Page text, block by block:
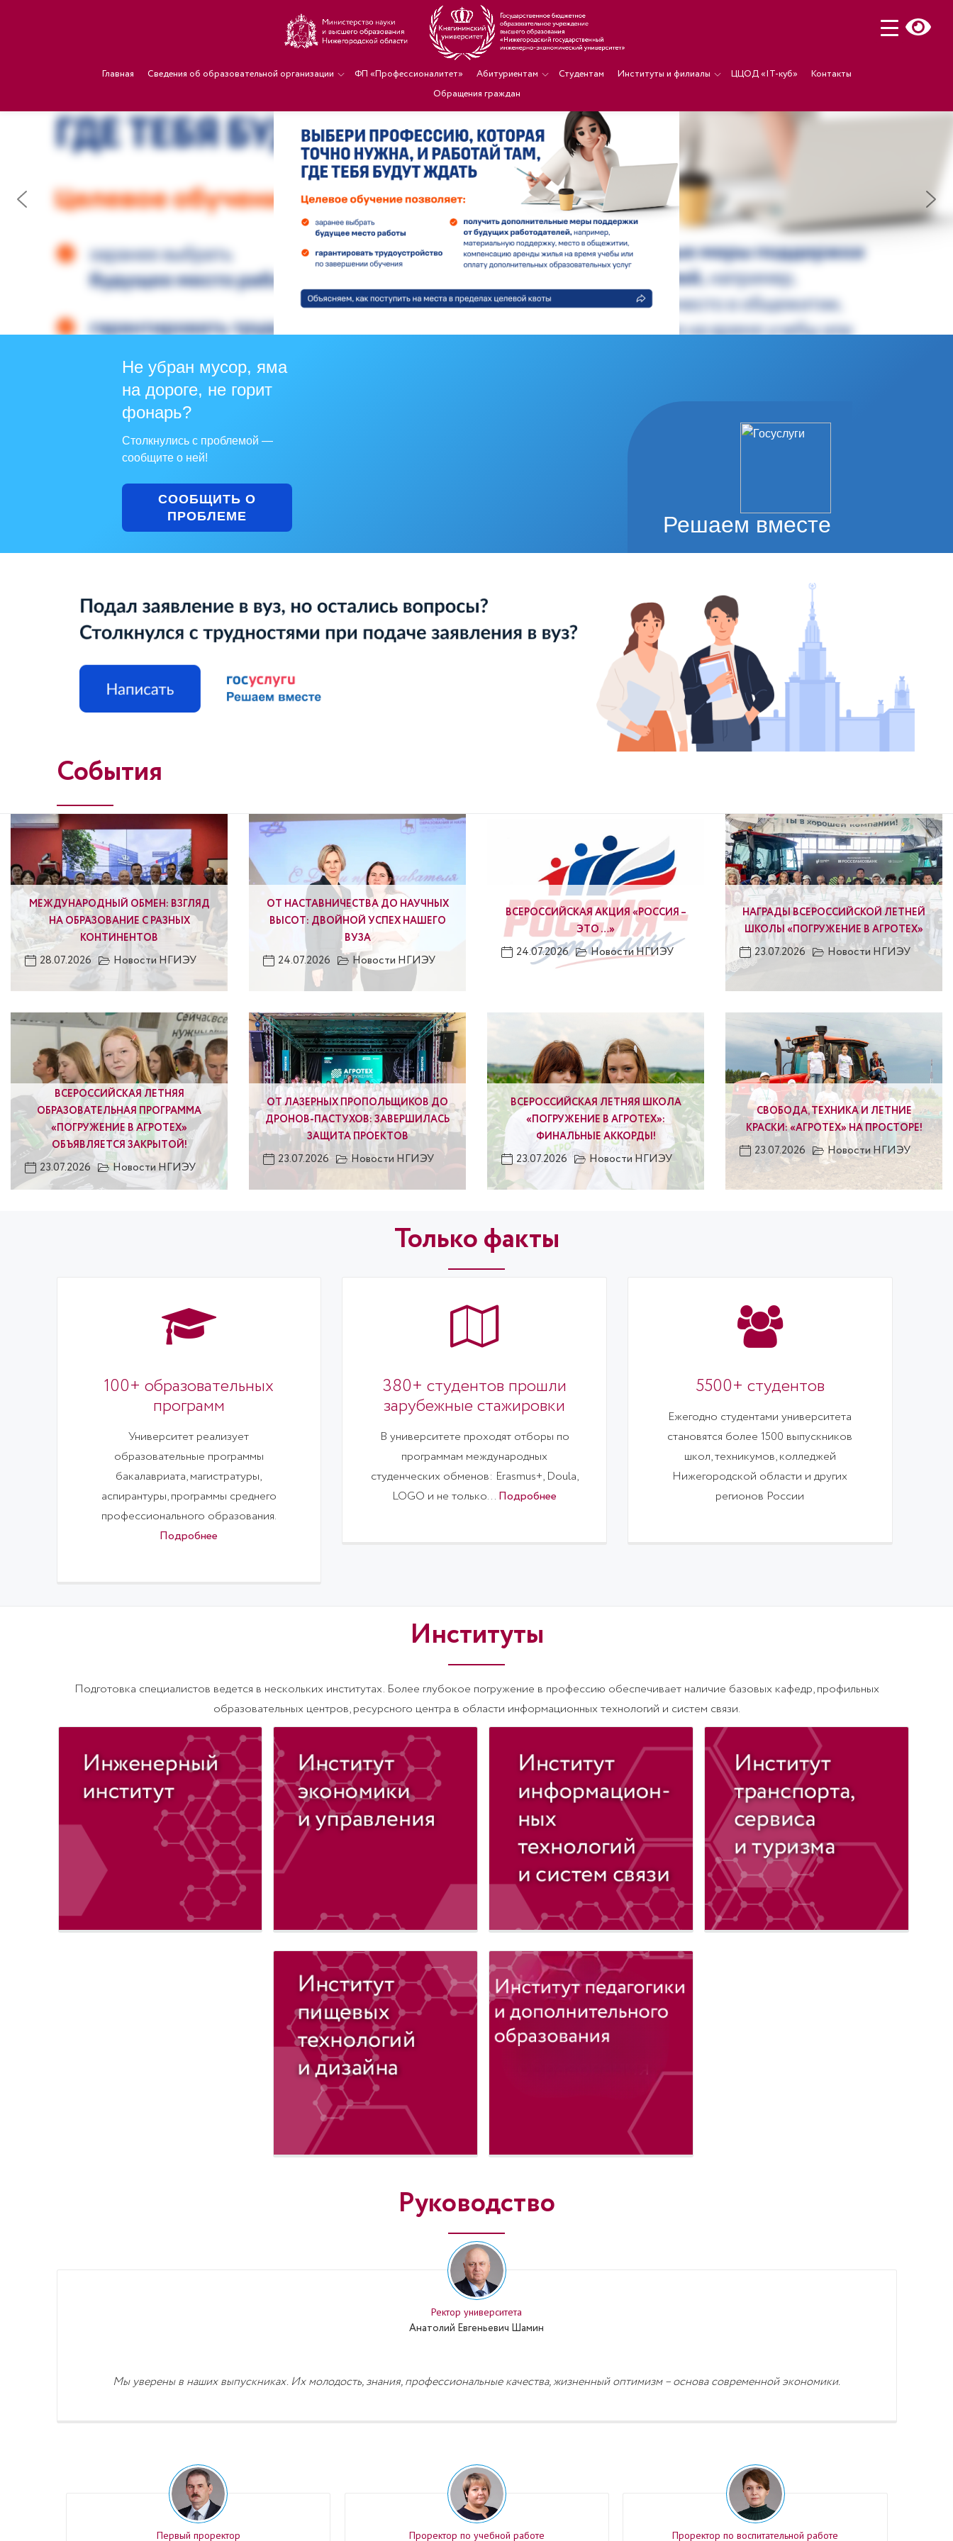
Главная Сведения об образовательной организации ФП «Профессионалитет» Абитуриентам Студентам Институты и филиалы ЦЦОД «IT-куб»
Контакты
Обращения граждан
Решаем вместе
Не убран мусор, яма
на дороге, не горит
фонарь?
Столкнулись с проблемой —
сообщите о ней!
СООБЩИТЬ О
ПРОБЛЕМЕ
События
МЕЖДУНАРОДНЫЙ ОБМЕН: ВЗГЛЯД
НА ОБРАЗОВАНИЕ С РАЗНЫХ
КОНТИНЕНТОВ
28.07.2026 Новости НГИЭУ
ОТ НАСТАВНИЧЕСТВА ДО НАУЧНЫХ
ВЫСОТ: ДВОЙНОЙ УСПЕХ НАШЕГО
ВУЗА
24.07.2026 Новости НГИЭУ
ВСЕРОССИЙСКАЯ АКЦИЯ «РОССИЯ –
ЭТО …»
24.07.2026 Новости НГИЭУ
НАГРАДЫ ВСЕРОССИЙСКОЙ ЛЕТНЕЙ
ШКОЛЫ «ПОГРУЖЕНИЕ В АГРОТЕХ»
23.07.2026 Новости НГИЭУ
ВСЕРОССИЙСКАЯ ЛЕТНЯЯ
ОБРАЗОВАТЕЛЬНАЯ ПРОГРАММА
«ПОГРУЖЕНИЕ В АГРОТЕХ»
ОБЪЯВЛЯЕТСЯ ЗАКРЫТОЙ!
23.07.2026 Новости НГИЭУ
ОТ ЛАЗЕРНЫХ ПРОПОЛЬЩИКОВ ДО
ДРОНОВ-ПАСТУХОВ: ЗАВЕРШИЛАСЬ
ЗАЩИТА ПРОЕКТОВ
23.07.2026 Новости НГИЭУ
ВСЕРОССИЙСКАЯ ЛЕТНЯЯ ШКОЛА
«ПОГРУЖЕНИЕ В АГРОТЕХ»:
ФИНАЛЬНЫЕ АККОРДЫ!
23.07.2026 Новости НГИЭУ
СВОБОДА, ТЕХНИКА И ЛЕТНИЕ
КРАСКИ: «АГРОТЕХ» НА ПРОСТОРЕ!
23.07.2026 Новости НГИЭУ
Только факты
100+ образовательных
программ
Университет реализует
образовательные программы
бакалавриата, магистратуры,
аспирантуры, программы среднего
профессионального образования.
Подробнее
380+ студентов прошли
зарубежные стажировки
В университете проходят отборы по
программам международных
студенческих обменов: Erasmus+, Doula,
LOGO и не только... Подробнее
5500+ студентов
Ежегодно студентами университета
становятся более 1500 выпускников
школ, техникумов, колледжей
Нижегородской области и других
регионов России
Институты
Подготовка специалистов ведется в нескольких институтах. Более глубокое погружение в профессию обеспечивает наличие базовых кафедр, профильных
образовательных центров, ресурсного центра в области информационных технологий и систем связи.
Директор
к.э.н. Рейн Андрей Давыдович
Руководство
Ректор университета
Анатолий Евгеньевич Шамин
Мы уверены в наших выпускниках. Их молодость, знания, профессиональные качества, жизненный оптимизм – основа современной экономики.
Первый проректор Проректор по учебной работе Проректор по воспитательной работе